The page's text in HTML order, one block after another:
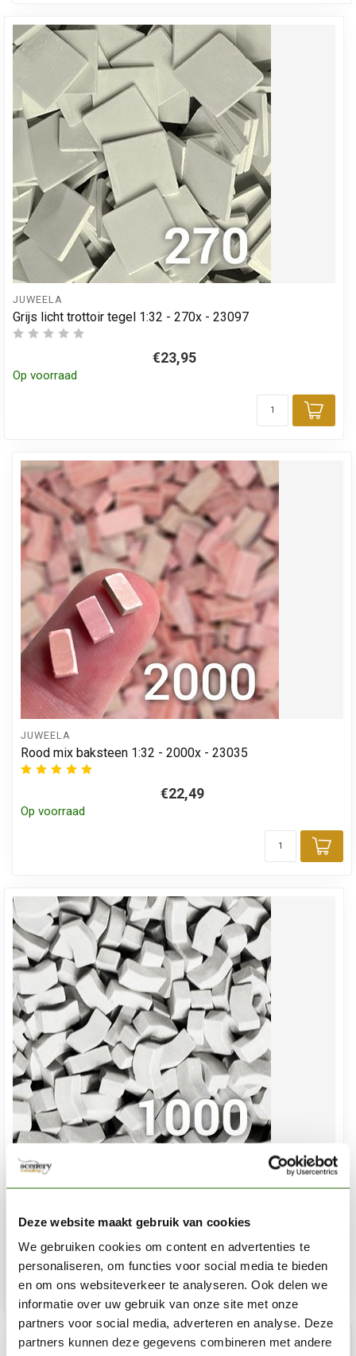
Deze website maakt gebruik van cookies
We gebruiken cookies om content en advertenties te
personaliseren, om functies voor social media te bieden
en om ons websiteverkeer te analyseren. Ook delen we
informatie over uw gebruik van onze site met onze
partners voor social media, adverteren en analyse. Deze
partners kunnen deze gegevens combineren met andere
JUWEELA
Grijs licht trottoir tegel 1:32 - 270x - 23097
€23,95
Op voorraad
JUWEELA
Rood mix baksteen 1:32 - 2000x - 23035
€22,49
Op voorraad
JUWEELA
Grijs licht stoeptegel 1:32 - 1000x - 23079
€9,45
Op voorraad